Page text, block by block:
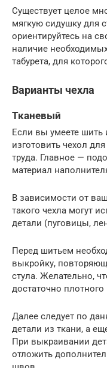
Существует целое
мягкую сидушку для
ориентируйтесь на
наличие
табурета, для
Варианты чехла
Тканевый
Если вы умеете шить
изготовить чехол
труда. Главное —
материал
В зависимости от
такого чехла могут
детали (пуговицы,
Перед шитьем
выкройку,
стула. Желательно,
достаточно
Далее следует по
детали из ткани, а
При выкраивании
отложить